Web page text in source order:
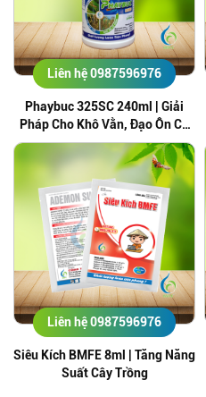
Liên hệ 0987596976
Phaybuc 325SC 240ml | Giải
Pháp Cho Khô Vằn, Đạo Ôn Cổ
Bông
Liên hệ 0987596976
Siêu Kích BMFE 8ml | Tăng Năng
Suất Cây Trồng